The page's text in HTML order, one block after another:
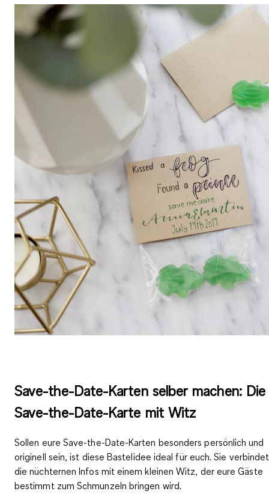
Save-the-Date-Karten selber machen: Die
Save-the-Date-Karte mit Witz
Sollen eure Save-the-Date-Karten besonderspersönlich und
originell sein, ist diese Bastelidee ideal für euch. Sie verbindet
die nüchternen Infos mit einemkleinen Witz, der eure Gäste
bestimmt zum Schmunzeln bringen wird.